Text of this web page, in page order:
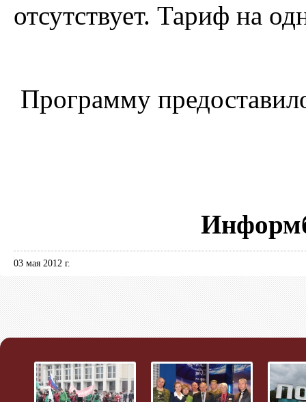
отсутствует. Тариф на
Программу
03 мая 2012 г.